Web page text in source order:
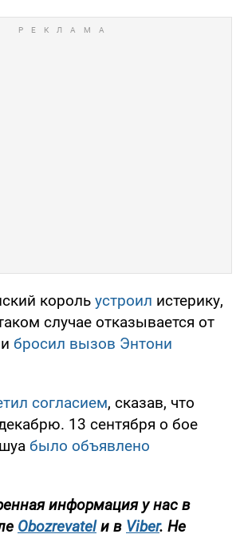
король устроил истерику,
случае отказывается от
бросил вызов Энтони
согласием, сказав, что
13 сентября о бое
было объявлено
информация у нас в
Obozrevatel и в Viber. Не